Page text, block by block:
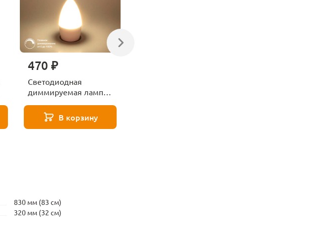
470 ₽
Светодиодная
диммируемая лампа
Elektrostandard
BLE1448
В корзину
830 мм (83 см)
320 мм (32 см)